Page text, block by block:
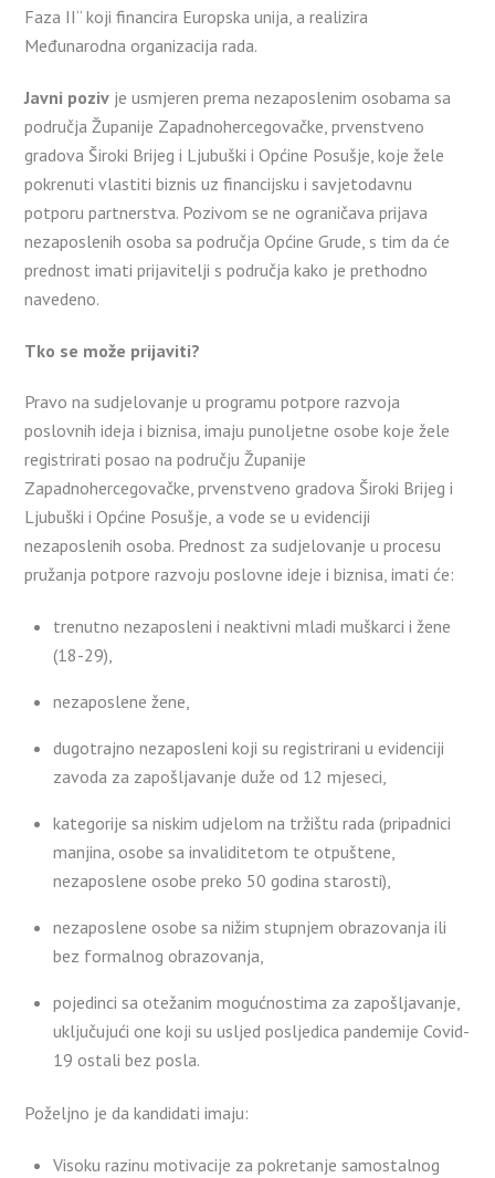
Faza II“ koji financira Europska unija, a realizira
Međunarodna organizacija rada.
Javni poziv je usmjeren prema nezaposlenim osobama sa
područja Županije Zapadnohercegovačke, prvenstveno
gradova Široki Brijeg i Ljubuški i Općine Posušje, koje žele
pokrenuti vlastiti biznis uz financijsku i savjetodavnu
potporu partnerstva. Pozivom se ne ograničava prijava
nezaposlenih osoba sa područja Općine Grude, s tim da će
prednost imati prijavitelji s područja kako je prethodno
navedeno.
Tko se može prijaviti?
Pravo na sudjelovanje u programu potpore razvoja
poslovnih ideja i biznisa, imaju punoljetne osobe koje žele
registrirati posao na području Županije
Zapadnohercegovačke, prvenstveno gradova Široki Brijeg i
Ljubuški i Općine Posušje, a vode se u evidenciji
nezaposlenih osoba. Prednost za sudjelovanje u procesu
pružanja potpore razvoju poslovne ideje i biznisa, imati će:
trenutno nezaposleni i neaktivni mladi muškarci i žene
(18-29),
nezaposlene žene,
dugotrajno nezaposleni koji su registrirani u evidenciji
zavoda za zapošljavanje duže od 12 mjeseci,
kategorije sa niskim udjelom na tržištu rada (pripadnici
manjina, osobe sa invaliditetom te otpuštene,
nezaposlene osobe preko 50 godina starosti),
nezaposlene osobe sa nižim stupnjem obrazovanja ili
bez formalnog obrazovanja,
pojedinci sa otežanim mogućnostima za zapošljavanje,
uključujući one koji su usljed posljedica pandemije Covid-
19 ostali bez posla.
Poželjno je da kandidati imaju:
Visoku razinu motivacije za pokretanje samostalnog